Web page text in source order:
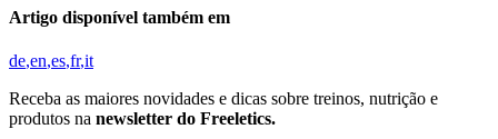
Artigo disponível também em
de en es fr it
Receba as maiores novidades e dicas sobre treinos, nutrição e
produtos na newsletter do Freeletics.